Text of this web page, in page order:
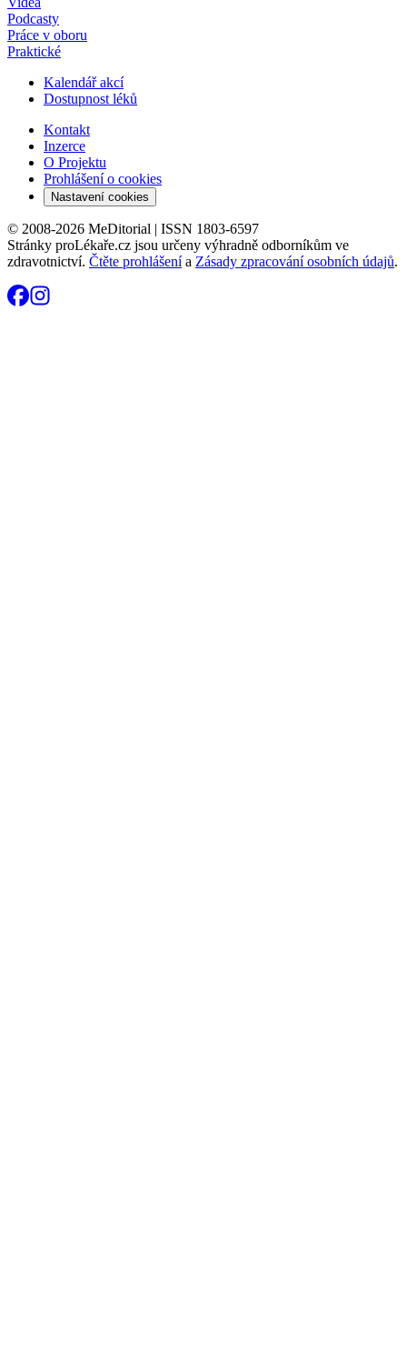
Podcasty
Práce v oboru
Praktické
Kalendář akcí
Dostupnost léků
Kontakt
Inzerce
O Projektu
Prohlášení o cookies
Nastavení cookies
© 2008-2026 MeDitorial | ISSN 1803-6597
Stránky proLékaře.cz jsou určeny výhradně odborníkům ve
zdravotnictví. Čtěte prohlášenía Zásady zpracování osobních údajů.